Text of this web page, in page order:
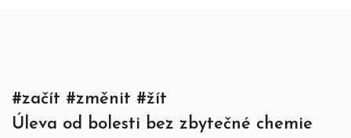
#začít #změnit #žít
Úleva od bolesti bez zbytečné chemie